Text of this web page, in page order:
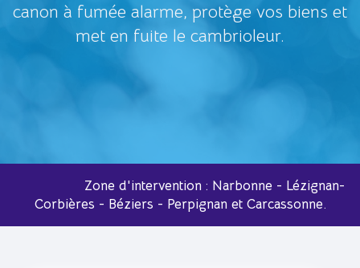
canon à fumée alarme, protège vos biens et
met en fuite le cambrioleur.
Zone d'intervention : Narbonne - Lézignan-
Corbières - Béziers - Perpignan et Carcassonne.